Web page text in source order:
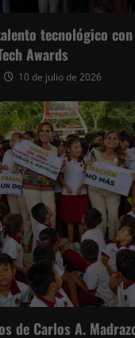
tecnológico
Awards
10 de julio de 2026
de Carlos A.